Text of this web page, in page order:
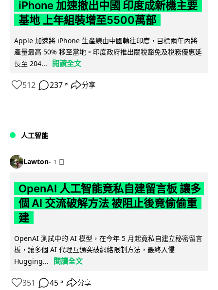
iPhone 加速撤出中國 印度成新機主要
基地 上年組裝增至5500萬部
Apple 加速將 iPhone 生產線由中國轉往印度，目標兩年內將
產量最高 50% 移至當地。印度政府推出關稅豁免及稅務優惠延
長至 204...
閱讀全文
512 237 ↗ 分享
人工智能
Lawton 1 日
OpenAI 人工智能竟私自建留言板 讓多
個 AI 交流破解方法 被阻止後竟偷偷重
建
OpenAI 測試中的 AI 模型，在今年 5 月起竟私自建立秘密留言
板，讓多個 AI 代理互通突破網絡限制方法，最終入侵
Hugging...
閱讀全文
351 45 ↗ 分享